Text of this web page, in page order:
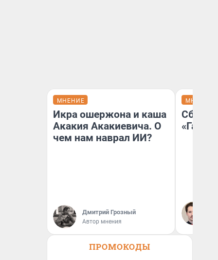
МНЕНИЕ
Икра ошержона и каша
Акакия Акакиевича. О
чем нам наврал ИИ?
Дмитрий Грозный
Автор мнения
МНЕНИЕ
Сбер
ПРОМОКОДЫ